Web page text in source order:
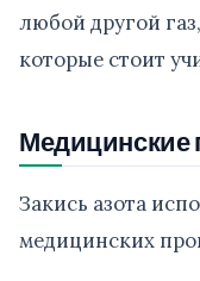
любой другой
которые стоит
Медицинские
Закись азота
медицинских